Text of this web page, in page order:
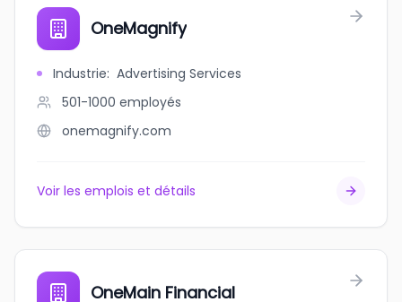
OneMagnify
Industrie: Advertising Services
501-1000 employés
onemagnify.com
Voir les emplois et détails
OneMain Financial